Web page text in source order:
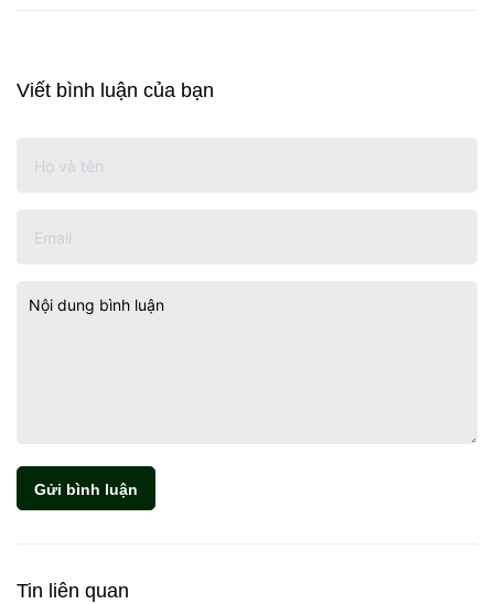
Viết bình luận của bạn
Gửi bình luận
Tin liên quan